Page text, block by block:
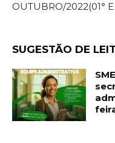
OUTUBRO/2022(01°
SUGESTÃO DE